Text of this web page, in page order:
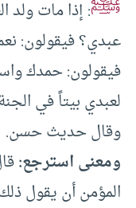
: إذا مات ولد
عبدي؟ فيقولون:
فيقولون: حمدك
لعبدي بيتاً في
وقال حديث حسن.
ومعنى استرجع:
المؤمن أن يقول